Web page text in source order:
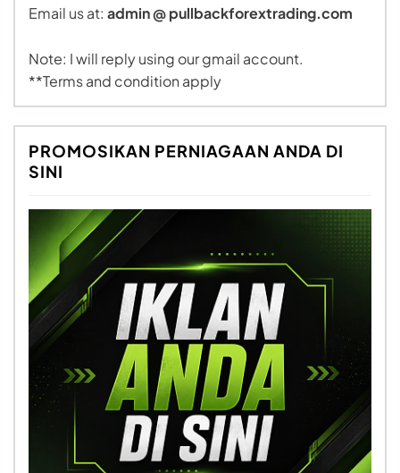
Email us at: admin @ pullbackforextrading.com
Note: I will reply using our gmail account.
**Terms and condition apply
PROMOSIKAN PERNIAGAAN ANDA DI
SINI